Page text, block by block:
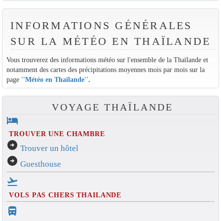
INFORMATIONS GÉNÉRALES
SUR LA MÉTÉO EN THAÏLANDE
Vous trouverez des informations météo sur l'ensemble de la Thaïlande et
notamment des cartes des précipitations moyennes mois par mois sur la
page ''Météo en Thaïlande''.
VOYAGE THAÏLANDE
hotel
TROUVER UNE CHAMBRE
arrow_circle_right Trouver un hôtel
arrow_circle_right Guesthouse
flight_takeoff
VOLS PAS CHERS THAILANDE
directions_bus_filled